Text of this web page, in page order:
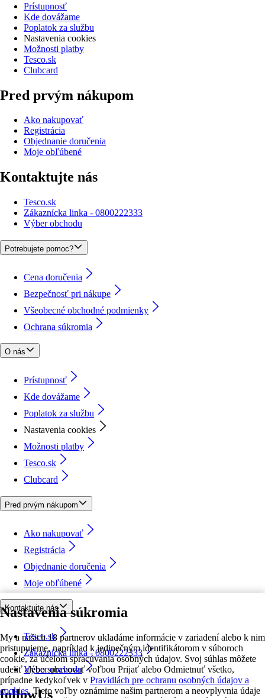
Nastavenia súkromia
My a našich 18 partnerov ukladáme informácie v zariadení alebo k nim
pristupujeme, napríklad k jedinečným identifikátorom v súboroch
cookie, za účelom spracúvania osobných údajov. Svoj súhlas môžete
udeliť alebo spravovať voľbou Prijať alebo Odmietnuť všetko,
prípadne kedykoľvek v Pravidlách pre ochranu osobných údajov a
cookies. Tieto voľby oznámime našim partnerom a neovplyvnia údaje
Prístupnosť
Kde dovážame
Poplatok za službu
Nastavenia cookies
Možnosti platby
Tesco.sk
Clubcard
Pred prvým nákupom
Ako nakupovať
Registrácia
Objednanie doručenia
Moje obľúbené
Kontaktujte nás
Tesco.sk
Zákaznícka linka - 0800222333
Výber obchodu
Potrebujete pomoc?
Cena doručenia
Bezpečnosť pri nákupe
Všeobecné obchodné podmienky
Ochrana súkromia
O nás
Prístupnosť
Kde dovážame
Poplatok za službu
Nastavenia cookies
Možnosti platby
Tesco.sk
Clubcard
Pred prvým nákupom
Ako nakupovať
Registrácia
Objednanie doručenia
Moje obľúbené
Kontaktujte nás
Tesco.sk
Zákaznícka linka - 0800222333
Výber obchodu
followUs